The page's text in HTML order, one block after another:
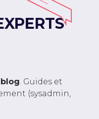
blog. Guides et
(sysadmin,